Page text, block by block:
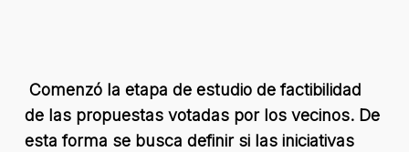
Comenzó la etapa de estudio de factibilidad
de las propuestas votadas por los vecinos. De
esta forma se busca definir si las iniciativas